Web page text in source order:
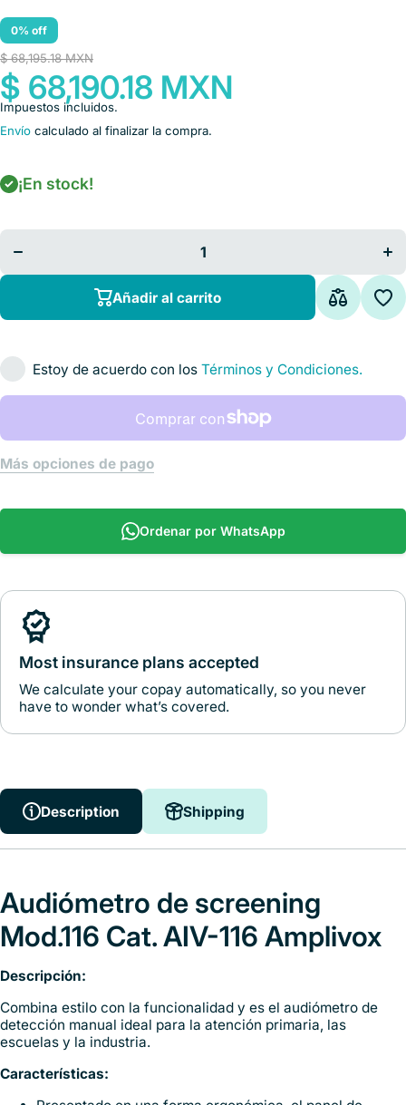
0% off
$ 68,195.18 MXN
$ 68,190.18 MXN
Impuestos incluidos.
Envío calculado al finalizar la compra.
¡En stock!
Disminuir
Audiómetro
Mod.116
Añadir al carrito
Estoy de acuerdo con los Términos y Condiciones.
Más opciones de pago
Ordenar por WhatsApp
Most insurance plans accepted
We calculate your copay automatically, so you never
have to wonder what’s covered.
Description Shipping
Audiómetro de screening
Mod.116 Cat. AIV-116 Amplivox
Descripción:
Combina estilo con la funcionalidad y es el audiómetro de
detección manual ideal para la atención primaria, las
escuelas y la industria.
Características: